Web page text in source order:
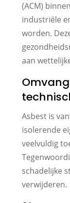
(ACM)
industriële
worden.
aan
Asbest is
isolerende
veelvuldig
schadelijke
verwijderen.